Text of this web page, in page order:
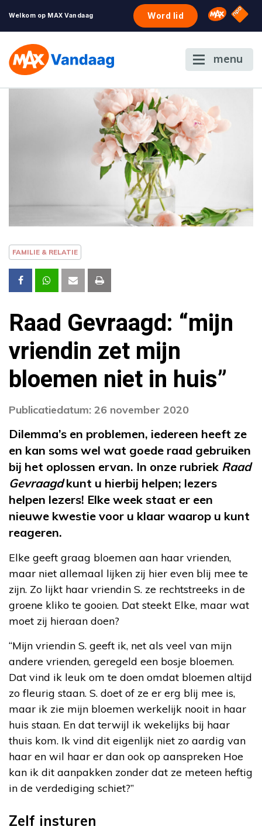
Welkom op MAX Vandaag Word lid Omroep
NPO
menu
FAMILIE & RELATIE
Raad Gevraagd: “mijn
vriendin zet mijn
bloemen niet in huis”
Publicatiedatum: 26 november 2020
Dilemma’s en problemen, iedereen heeft ze
en kan soms wel wat goede raad gebruiken
bij het oplossen ervan. In onze rubriek Raad
Gevraagdkunt u hierbij helpen; lezers
helpen lezers! Elke week staat er een
nieuwe kwestie voor u klaar waarop u kunt
reageren.
Elke geeft graag bloemen aan haar vrienden,
maar niet allemaal lijken zij hier even blij mee te
zijn. Zo lijkt haar vriendin S. ze rechtstreeks in de
groene kliko te gooien. Dat steekt Elke, maar wat
moet zij hieraan doen?
“Mijn vriendin S. geeft ik, net als veel van mijn
andere vrienden, geregeld een bosje bloemen.
Dat vind ik leuk om te doen omdat bloemen altijd
zo fleurig staan. S. doet of ze er erg blij mee is,
maar ik zie mijn bloemen werkelijk nooit in haar
huis staan. En dat terwijl ik wekelijks bij haar
thuis kom. Ik vind dit eigenlijk niet zo aardig van
haar en wil haar er dan ook op aanspreken Hoe
kan ik dit aanpakken zonder dat ze meteen heftig
in de verdediging schiet?”
Zelf insturen